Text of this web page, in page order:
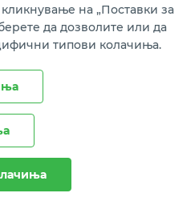
за колачиња
на „Поставки за
да дозволите или да
типови колачиња.